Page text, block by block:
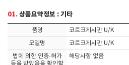
01.상품요약정보 : 기타
품명
코르크게시판 U/K
모델명
코르크게시판 U/K
법에 의한 인증·허가
등을 받았음을 확인할
해당사항 없음